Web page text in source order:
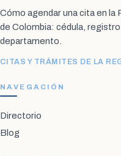
Cómo agendar una cita en la
de Colombia: cédula,
departamento.
CITAS Y TRÁMITES DE LA
NAVEGACIÓN
Directorio
Blog